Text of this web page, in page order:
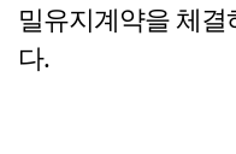
밀유지계약을 체
다.